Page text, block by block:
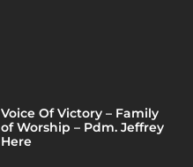
Voice Of Victory – Family
of Worship – Pdm. Jeffrey
Here